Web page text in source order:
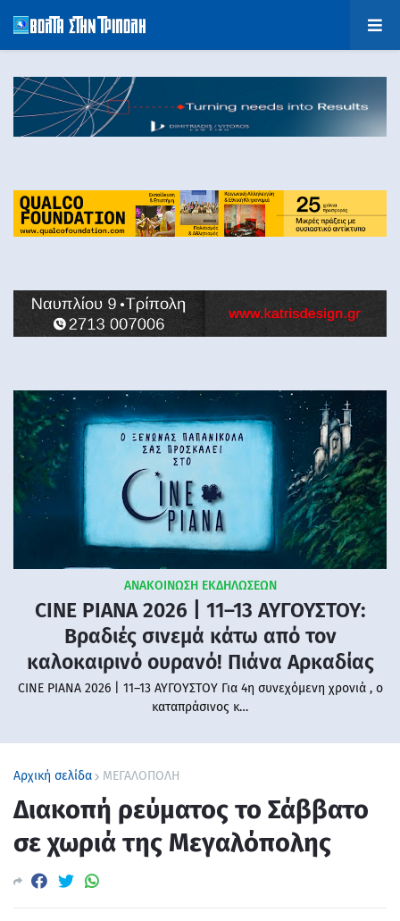
ΑΝΑΚΟΙΝΩΣΗ ΕΚΔΗΛΩΣΕΩΝ
CINE PIANA 2026 | 11–13 ΑΥΓΟΥΣΤΟΥ:
Βραδιές σινεμά κάτω από τον
καλοκαιρινό ουρανό! Πιάνα Αρκαδίας
CINE PIANA 2026 | 11–13 ΑΥΓΟΥΣΤΟΥ Για 4η συνεχόμενη χρονιά , ο
καταπράσινος κ…
Αρχική σελίδα ΜΕΓΑΛΟΠΟΛΗ
Διακοπή ρεύματος το Σάββατο
σε χωριά της Μεγαλόπολης